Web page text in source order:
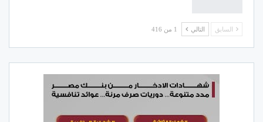
السابق التالي 1 من 416